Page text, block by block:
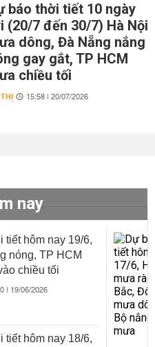
báo thời tiết 10 ngày
(20/7 đến 30/7) Hà Nội
dông, Đà Nẵng nắng
gay gắt, TP HCM
chiều tối
15:58 | 20/07/2026
nay
tiết hôm nay 19/6,
nóng, TP HCM
chiều tối
| 19/06/2026
tiết hôm nay 18/6,